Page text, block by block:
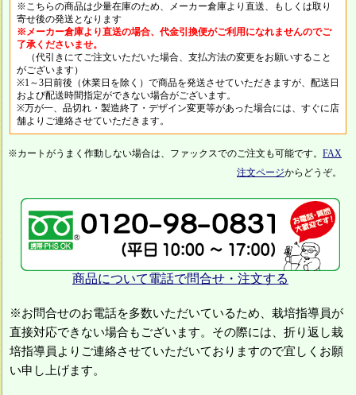
※こちらの商品は少量在庫のため、メーカー倉庫より直送、もしくは取り
寄せ後の発送となります
※メーカー倉庫より直送の場合、代金引換便がご利用になれませんのでご
了承くださいませ。
（代引きにてご注文いただいた場合、支払方法の変更をお願いすること
がございます）
※1～3日前後（休業日を除く）で商品を発送させていただきますが、配送日
および配送時間指定ができない場合がございます。
※万が一、品切れ・製造終了・デザイン変更等があった場合には、すぐに店
舗よりご連絡させていただきます。
※カートがうまく作動しない場合は、ファックスでのご注文も可能です。 FAX
注文ページからどうぞ。
商品について電話で問合せ・注文する
※お問合せのお電話を多数いただいているため、栽培指導員が
直接対応できない場合もございます。その際には、折り返し栽
培指導員よりご連絡させていただいておりますので宜しくお願
い申し上げます。